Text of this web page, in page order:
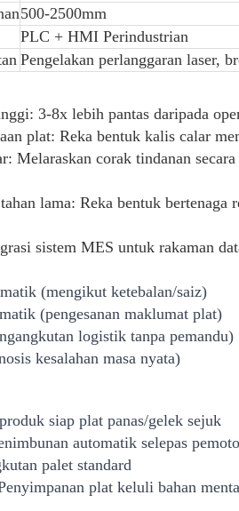
500-2500mm
PLC + HMI Perindustrian
Pengelakan perlanggaran laser,
3-8x lebih pantas daripada
plat: Reka bentuk kalis calar
Melaraskan corak tindanan
lama: Reka bentuk
sistem MES untuk rakaman
(mengikut ketebalan/saiz)
(pengesanan maklumat plat)
logistik tanpa pemandu)
kesalahan masa nyata)
siap plat panas/gelek sejuk
automatik selepas
palet standard
plat keluli bahan